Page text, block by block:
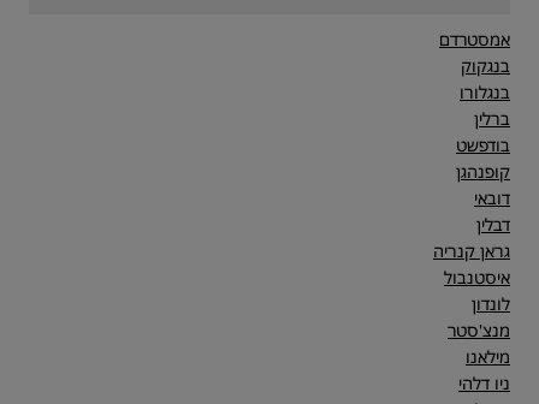
אמסטרדם
בנגקוק
בנגלורו
ברלין
בודפשט
קופנהגן
דובאי
דבלין
גראן קנריה
איסטנבול
לונדון
מנצ'סטר
מילאנו
ניו דלהי